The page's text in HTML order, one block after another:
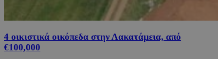
4 οικιστικά οικόπεδα στην Λακατάμεια, από
€100,000